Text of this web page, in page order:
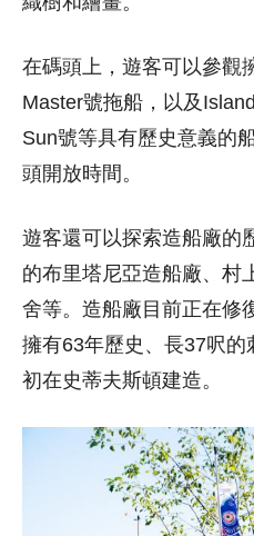
在碼頭上，遊客可以參觀
Master號拖船，以及
Sun號等具有歷史意義的
頭開放時間。
遊客還可以探索造船廠的
的布里塔尼亞造船廠、村
舍等。造船廠目前正在修
擁有63年歷史、長37呎
初在史蒂夫斯頓建造。